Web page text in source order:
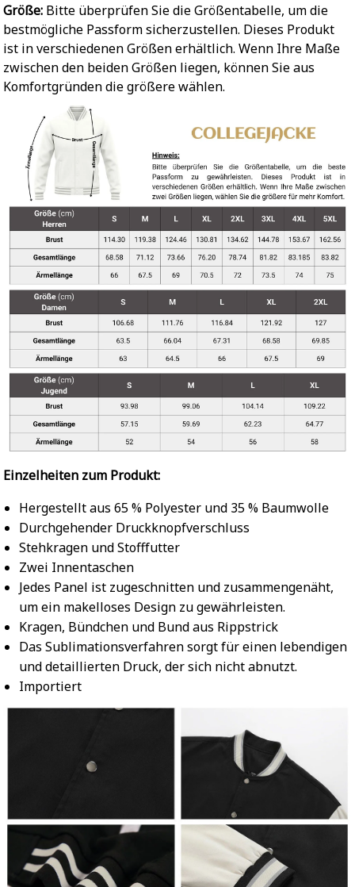
Größe: Bitte überprüfen Sie die Größentabelle, um die
bestmögliche Passform sicherzustellen. Dieses Produkt
ist in verschiedenen Größen erhältlich. Wenn Ihre Maße
zwischen den beiden Größen liegen, können Sie aus
Komfortgründen die größere wählen.
Einzelheiten zum Produkt:
Hergestellt aus 65 % Polyester und 35 % Baumwolle
Durchgehender Druckknopfverschluss
Stehkragen und Stofffutter
Zwei Innentaschen
Jedes Panel ist zugeschnitten und zusammengenäht,
um ein makelloses Design zu gewährleisten.
Kragen, Bündchen und Bund aus Rippstrick
Das Sublimationsverfahren sorgt für einen lebendigen
und detaillierten Druck, der sich nicht abnutzt.
Importiert